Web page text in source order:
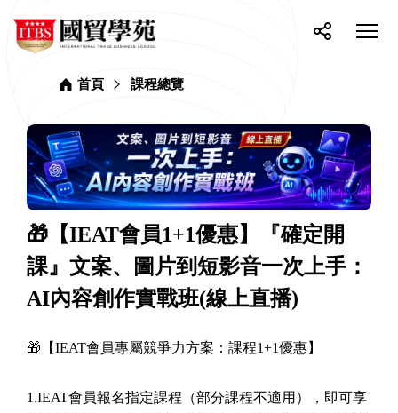
ITBS
國
貿
站
主
選
首頁 課程總覽
🎁【IEAT會員1+1優惠】『確定開
課』文案、圖片到短影音一次上手：
AI內容創作實戰班(線上直播)
🎁【IEAT會員專屬競爭力方案：課程1+1優惠】
1.IEAT會員報名指定課程（部分課程不適用），即可享